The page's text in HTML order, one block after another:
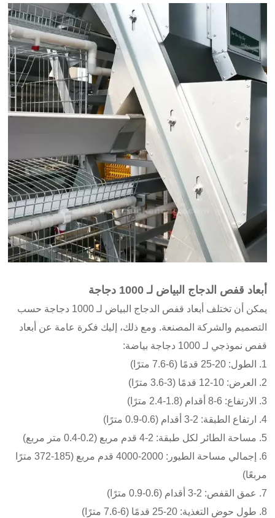
أبعاد قفص الدجاج البياض لـ 1000 دجاجة
يمكن أن تختلف أبعاد قفص الدجاج البياض لـ 1000 دجاجة حسب
التصميم والشركة المصنعة. ومع ذلك، إليك فكرة عامة عن أبعاد
قفص نموذجي لـ 1000 دجاجة بياضة:
1. الطول: 20-25 قدمًا (6-7.6 مترًا)
2. العرض: 10-12 قدمًا (3-3.6 مترًا)
3. الارتفاع: 6-8 أقدام (1.8-2.4 مترًا)
4. ارتفاع الطبقة: 2-3 أقدام (0.6-0.9 مترًا)
5. مساحة الطائر لكل طبقة: 2-4 قدم مربع (0.2-0.4 متر مربع)
6. إجمالي مساحة الطيور: 2000-4000 قدم مربع (185-372 مترًا
مربعًا)
7. عمق القفص: 2-3 أقدام (0.6-0.9 مترًا)
8. طول حوض التغذية: 20-25 قدمًا (6-7.6 مترًا)